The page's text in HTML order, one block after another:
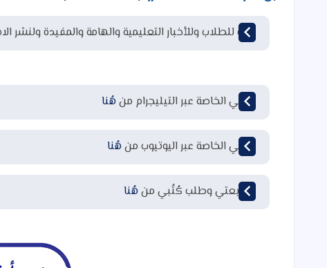
قناة للطلاب وللأخبار التعليمية والهامة والمفيدة ولنشر
قناتي الخاصة عبر التيليجرام من هُنا
قناتي الخاصة عبر اليوتيوب من هُنا
لمتابعتي وطلب كُتُبي من هُنا